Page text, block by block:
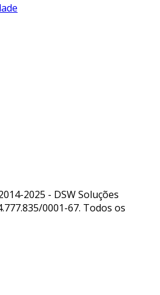
2025 - DSW Soluções
0001-67. Todos os